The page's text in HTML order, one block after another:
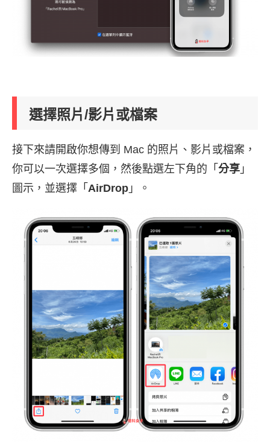
選擇照片/影片或檔案
接下來請開啟你想傳到 Mac 的照片、影片或檔案，
你可以一次選擇多個，然後點選左下角的「 分享 」
圖示，並選擇「 AirDrop 」。